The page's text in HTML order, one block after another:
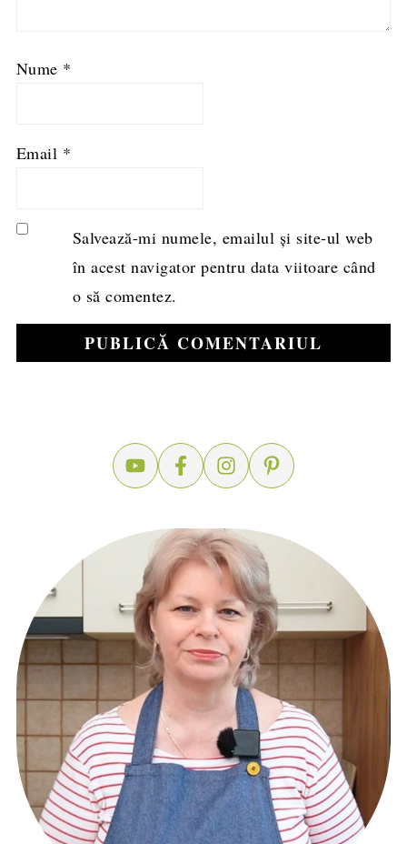
Nume *
Email *
Salvează-mi numele, emailul și site-ul web
în acest navigator pentru data viitoare când
o să comentez.